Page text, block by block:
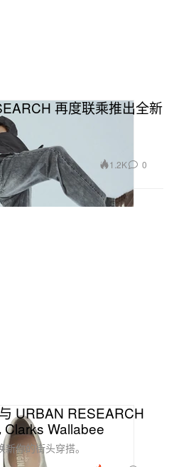
再度联乘推出全新
1.2K 0
URBAN RESEARCH
Wallabee
你的街头穿搭。